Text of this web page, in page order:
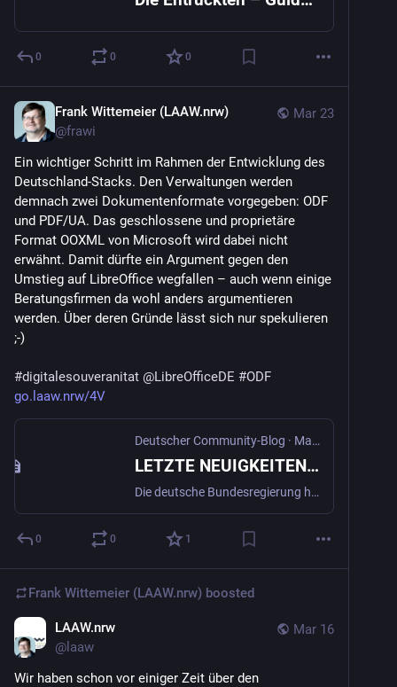
0 0 0
Mar 23
Frank Wittemeier (LAAW.nrw)
@frawi
Ein wichtiger Schritt im Rahmen der Entwicklung des
Deutschland-Stacks. Den Verwaltungen werden
demnach zwei Dokumentenformate vorgegeben: ODF
und PDF/UA. Das geschlossene und proprietäre
Format OOXML von Microsoft wird dabei nicht
erwähnt. Damit dürfte ein Argument gegen den
Umstieg auf LibreOffice wegfallen – auch wenn einige
Beratungsfirmen da wohl anders argumentieren
werden. Über deren Gründe lässt sich nur spekulieren
;-)
#digitalesouveranitat @LibreOfficeDE #ODF
go.laaw.nrw/4V
Deutscher Community-Blog · Mar 20
LETZTE NEUIGKEITEN: Deutschland hat das Standard-Dokumentenformat Open Document Format (ODF) verpflichtend gemacht. - Deutscher Community-Blog
Die deutsche Bundesregierung hat stillschweigend einen äußerst wichtigen Schritt unternommen: Versteckt in den technischen Spezifikationen des Deutschland-Stacks – den Regeln, die die souveräne digitale Infrastruktur regeln werden, die die öffentliche Verwaltung auf allen Regierungsebenen, von den Bundesministerien bis zu den Gemeinderäten, unterstützt – findet sich eine kurze, aber höchst bedeutsame
0 0 1
Frank Wittemeier (LAAW.nrw) boosted
Mar 16
LAAW.nrw
@ laaw
Wir haben schon vor einiger Zeit über den